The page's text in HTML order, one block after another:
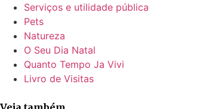
Serviços e utilidade pública
Pets
Natureza
O Seu Dia Natal
Quanto Tempo Ja Vivi
Livro de Visitas